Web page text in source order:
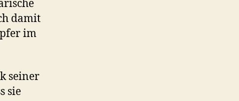
damit
im
seiner
sie